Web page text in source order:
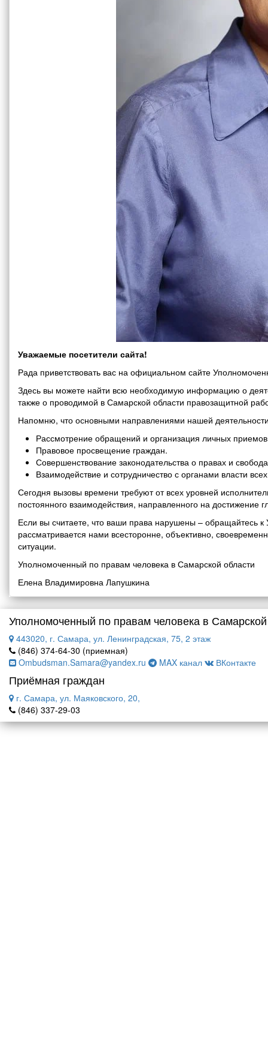
Уважаемые посетители сайта!
Рада приветствовать вас на официальном сайте
Здесь вы можете найти всю необходимую информацию о
также о проводимой в Самарской области правозащитной
Напомню, что основными направлениями нашей
Рассмотрение обращений и организация личных
Правовое просвещение граждан.
Совершенствование законодательства о правах и
Взаимодействие и сотрудничество с органами власти
Сегодня вызовы времени требуют от всех уровней
постоянного взаимодействия, направленного на
Если вы считаете, что ваши права нарушены – обращайтесь
рассматривается нами всесторонне, объективно,
ситуации.
Уполномоченный по правам человека в Самарской области
Елена Владимировна Лапушкина
Уполномоченный по правам человека в
443020, г. Самара, ул. Ленинградская, 75, 2 этаж
(846) 374-64-30 (приемная)
Ombudsman.Samara@yandex.ru
MAX канал ВКонтакте
Приёмная граждан
г. Самара, ул. Маяковского, 20,
(846) 337-29-03